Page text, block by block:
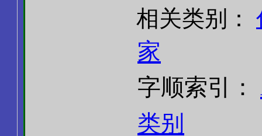
相关类别：
家
字顺索引：
类别